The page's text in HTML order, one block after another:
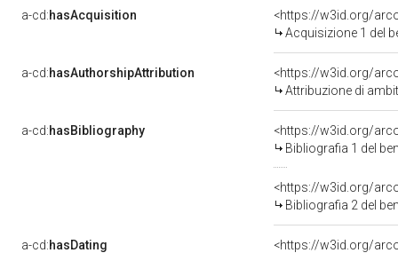
a-cd:hasAcquisition
<https://w3id.org/
Acquisizione 1 del
a-cd:hasAuthorshipAttribution
<https://w3id.org/
Attribuzione di
a-cd:hasBibliography
<https://w3id.org/
Bibliografia 1 del
<https://w3id.org/
Bibliografia 2 del
a-cd:hasDating
<https://w3id.org/